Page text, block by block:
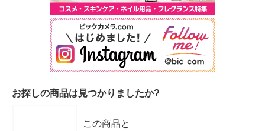
お探しの商品は見つかりましたか?
この商品と